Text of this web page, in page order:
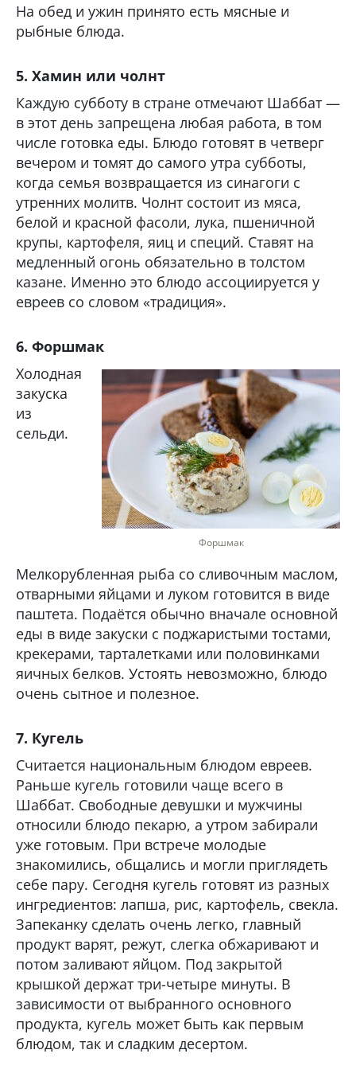
На обед и ужин принято есть мясные и
рыбные блюда.
5. Хамин или чолнт
Каждую субботу в стране отмечают Шаббат —
в этот день запрещена любая работа, в том
числе готовка еды. Блюдо готовят в четверг
вечером и томят до самого утра субботы,
когда семья возвращается из синагоги с
утренних молитв. Чолнт состоит из мяса,
белой и красной фасоли, лука, пшеничной
крупы, картофеля, яиц и специй. Ставят на
медленный огонь обязательно в толстом
казане. Именно это блюдо ассоциируется у
евреев со словом «традиция».
6. Форшмак
Форшмак
Холодная
закуска
из
сельди.
Мелкорубленная рыба со сливочным маслом,
отварными яйцами и луком готовится в виде
паштета. Подаётся обычно вначале основной
еды в виде закуски с поджаристыми тостами,
крекерами, тарталетками или половинками
яичных белков. Устоять невозможно, блюдо
очень сытное и полезное.
7. Кугель
Считается национальным блюдом евреев.
Раньше кугель готовили чаще всего в
Шаббат. Свободные девушки и мужчины
относили блюдо пекарю, а утром забирали
уже готовым. При встрече молодые
знакомились, общались и могли приглядеть
себе пару. Сегодня кугель готовят из разных
ингредиентов: лапша, рис, картофель, свекла.
Запеканку сделать очень легко, главный
продукт варят, режут, слегка обжаривают и
потом заливают яйцом. Под закрытой
крышкой держат три-четыре минуты. В
зависимости от выбранного основного
продукта, кугель может быть как первым
блюдом, так и сладким десертом.